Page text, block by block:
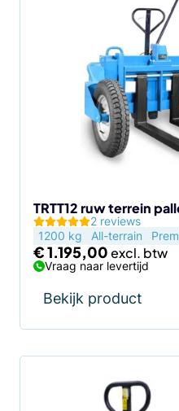
TRTT12 ruw terrein
2 reviews
1200 kg
All-terrain
€1.195,00
Vraag naar levertijd
Bekijk product